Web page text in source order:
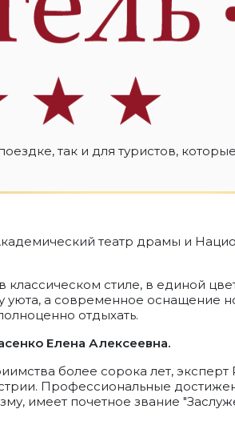
так и для туристов,
театр драмы и
стиле, в единой
уюта, а современное оснащение
отдыхать.
Елена Алексеевна.
более сорока лет, эксперт
Профессиональные
имеет почетное звание